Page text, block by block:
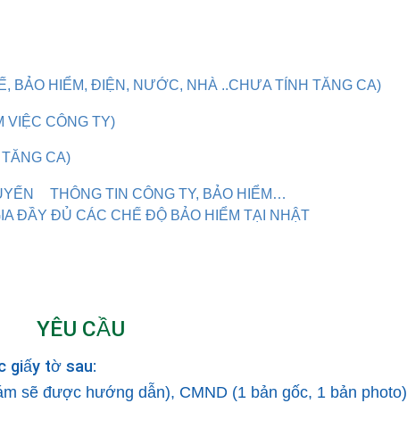
BẢO HIỂM, ĐIỆN, NƯỚC, NHÀ ..CHƯA TÍNH TĂNG CA)
VIỆC CÔNG TY)
CA)
THÔNG TIN CÔNG TY, BẢO HIỂM…
ĐẦY ĐỦ CÁC CHẾ ĐỘ BẢO HIỂM TẠI NHẬT
YÊU CẦU
giấy tờ sau:
sẽ được hướng dẫn), CMND (1 bản gốc, 1 bản photo)